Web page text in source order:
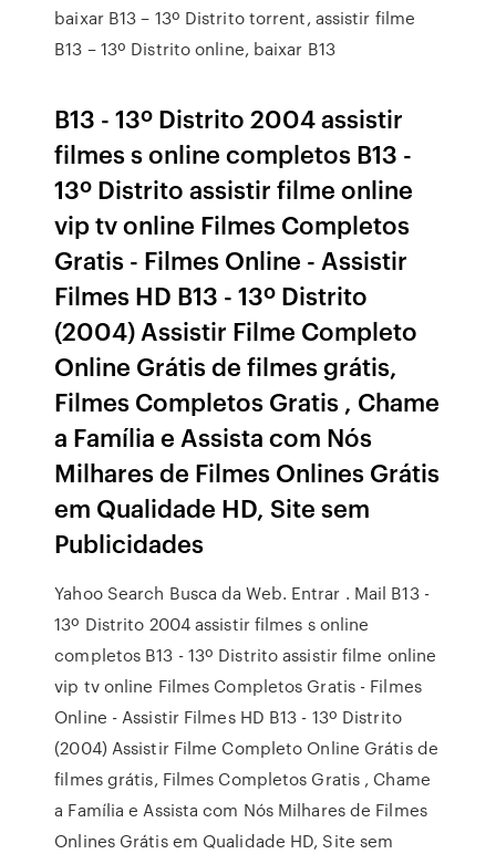
baixar B13 – 13º Distrito torrent, assistir filme
B13 – 13º Distrito online, baixar B13
B13 - 13º Distrito 2004 assistir
filmes s online completos B13 -
13º Distrito assistir filme online
vip tv online Filmes Completos
Gratis - Filmes Online - Assistir
Filmes HD B13 - 13º Distrito
(2004) Assistir Filme Completo
Online Grátis de filmes grátis,
Filmes Completos Gratis , Chame
a Família e Assista com Nós
Milhares de Filmes Onlines Grátis
em Qualidade HD, Site sem
Publicidades
Yahoo Search Busca da Web. Entrar . Mail B13 -
13º Distrito 2004 assistir filmes s online
completos B13 - 13º Distrito assistir filme online
vip tv online Filmes Completos Gratis - Filmes
Online - Assistir Filmes HD B13 - 13º Distrito
(2004) Assistir Filme Completo Online Grátis de
filmes grátis, Filmes Completos Gratis , Chame
a Família e Assista com Nós Milhares de Filmes
Onlines Grátis em Qualidade HD, Site sem